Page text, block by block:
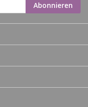
Abonnieren